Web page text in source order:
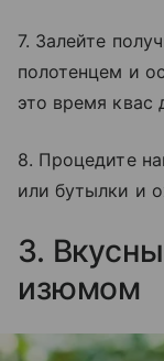
7. Залейте
полотенцем и
это время квас
8. Процедите
или бутылки и
3.
изюмом